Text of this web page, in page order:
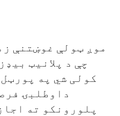
موږ ټولې غوښتنې
چې د پلانیټ
کولی شي په
داوطلبۍ
پلورونکو ته